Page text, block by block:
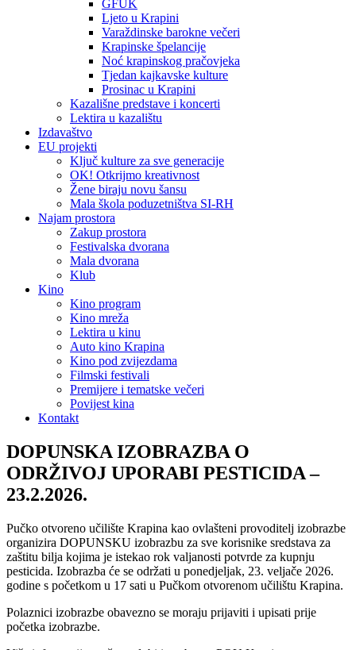
GFUK
Ljeto u Krapini
Varaždinske barokne večeri
Krapinske špelancije
Noć krapinskog pračovjeka
Tjedan kajkavske kulture
Prosinac u Krapini
Kazališne predstave i koncerti
Lektira u kazalištu
Izdavaštvo
EU projekti
Ključ kulture za sve generacije
OK! Otkrijmo kreativnost
Žene biraju novu šansu
Mala škola poduzetništva SI-RH
Najam prostora
Zakup prostora
Festivalska dvorana
Mala dvorana
Klub
Kino
Kino program
Kino mreža
Lektira u kinu
Auto kino Krapina
Kino pod zvijezdama
Filmski festivali
Premijere i tematske večeri
Povijest kina
Kontakt
DOPUNSKA IZOBRAZBA O
ODRŽIVOJ UPORABI PESTICIDA –
23.2.2026.
Pučko otvoreno učilište Krapina kao ovlašteni provoditelj izobrazbe
organizira DOPUNSKU izobrazbu za sve korisnike sredstava za
zaštitu bilja kojima je istekao rok valjanosti potvrde za kupnju
pesticida. Izobrazba će se održati u ponedjeljak, 23. veljače 2026.
godine s početkom u 17 sati u Pučkom otvorenom učilištu Krapina.
Polaznici izobrazbe obavezno se moraju prijaviti i upisati prije
početka izobrazbe.